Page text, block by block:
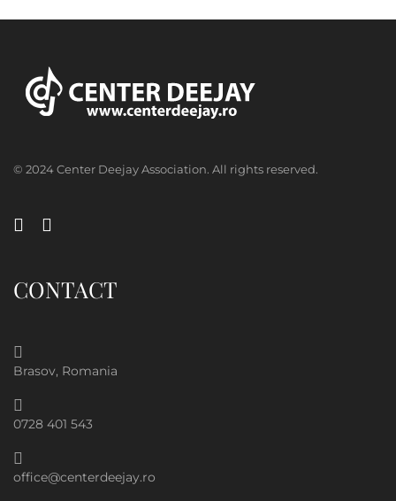
© 2024 Center Deejay Association. All rights reserved.
CONTACT
Brasov, Romania
0728 401 543
office@centerdeejay.ro